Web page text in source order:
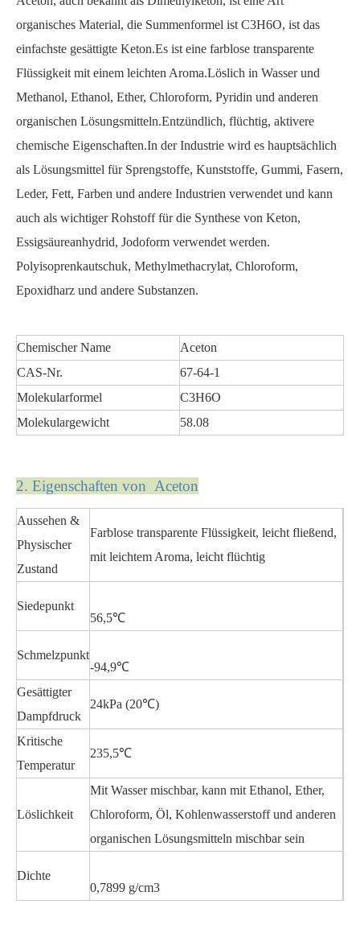
organisches Material, die Summenformel ist C3H6O, ist das
einfachste gesättigte Keton.Es ist eine farblose transparente
Flüssigkeit mit einem leichten Aroma.Löslich in Wasser und
Methanol, Ethanol, Ether, Chloroform, Pyridin und anderen
organischen Lösungsmitteln.Entzündlich, flüchtig, aktivere
chemische Eigenschaften.In der Industrie wird es hauptsächlich
als Lösungsmittel für Sprengstoffe, Kunststoffe, Gummi, Fasern,
Leder, Fett, Farben und andere Industrien verwendet und kann
auch als wichtiger Rohstoff für die Synthese von Keton,
Essigsäureanhydrid, Jodoform verwendet werden.
Polyisoprenkautschuk, Methylmethacrylat, Chloroform,
Epoxidharz und andere Substanzen.
Chemischer Name
Aceton
CAS-Nr.
67-64-1
Molekularformel
C3H6O
Molekulargewicht
58.08
2. Eigenschaften von Aceton
Aussehen &
Physischer
Zustand
Farblose transparente Flüssigkeit, leicht fließend,
mit leichtem Aroma, leicht flüchtig
Siedepunkt
56,5℃
Schmelzpunkt
-94,9℃
Gesättigter
Dampfdruck
24kPa (20℃)
Kritische
Temperatur
235,5℃
Löslichkeit
Mit Wasser mischbar, kann mit Ethanol, Ether,
Chloroform, Öl, Kohlenwasserstoff und anderen
organischen Lösungsmitteln mischbar sein
Dichte
0,7899 g/cm3